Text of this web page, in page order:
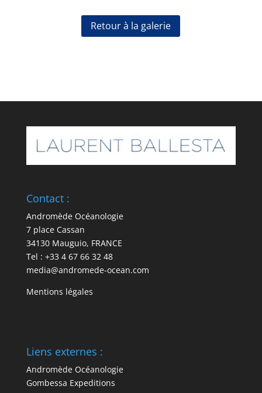
Retour à la galerie
Contact :
Andromède Océanologie
7 place Cassan
34130 Mauguio, FRANCE
Tel : +33 4 67 66 32 48
media@andromede-ocean.com
Mentions légales
Liens externes :
Andromède Océanologie
Gombessa Expeditions